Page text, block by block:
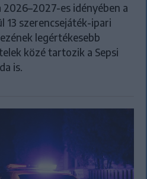
es idényében a
13 szerencsejáték-ipari
legértékesebb
közé tartozik a Sepsi
is.